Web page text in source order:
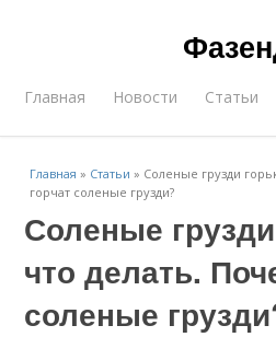
Главная Новости Статьи
Главная » Статьи » Соленые грузди
горчат соленые грузди?
Соленые
что делать.
соленые